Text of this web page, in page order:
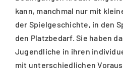
kann, manchmal nur mit
der Spielgeschichte, in den
den Platzbedarf. Sie haben
Jugendliche in ihren
mit unterschiedlichen